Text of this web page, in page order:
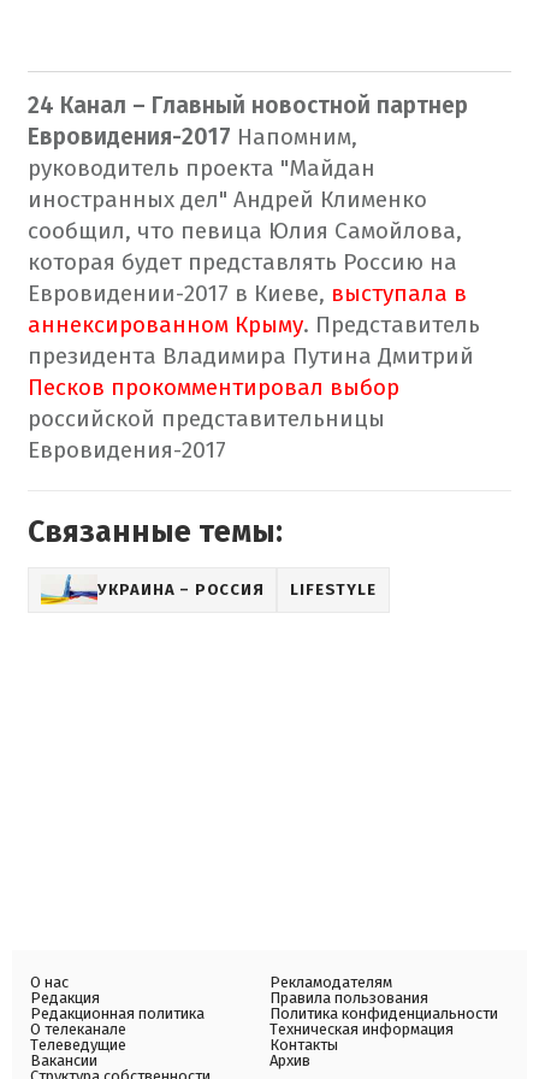
24 Канал – Главный новостной партнер
Евровидения-2017 Напомним,
руководитель проекта "Майдан
иностранных дел" Андрей Клименко
сообщил, что певица Юлия Самойлова,
которая будет представлять Россию на
Евровидении-2017 в Киеве, выступала в
аннексированном Крыму. Представитель
президента Владимира Путина Дмитрий
Песков прокомментировал выбор
российской представительницы
Евровидения-2017
Связанные темы:
УКРАИНА – РОССИЯ LIFESTYLE
О нас
Редакция
Редакционная политика
О телеканале
Телеведущие
Вакансии
Рекламодателям
Правила пользования
Политика конфиденциальности
Техническая информация
Контакты
Архив